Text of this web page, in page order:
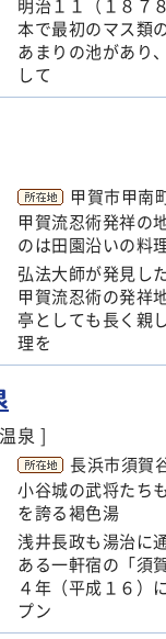
明治１１（１８７
本で最初のマス類
あまりの池があり
して
甲賀市甲南
甲賀流忍術発祥の
のは田園沿いの料
弘法大師が発見し
甲賀流忍術の発祥
亭としても長く親
理を
泉 ]
長浜市須賀
小谷城の武将たち
を誇る褐色湯
浅井長政も湯治に
ある一軒宿の「須
４年（平成１６）
プン